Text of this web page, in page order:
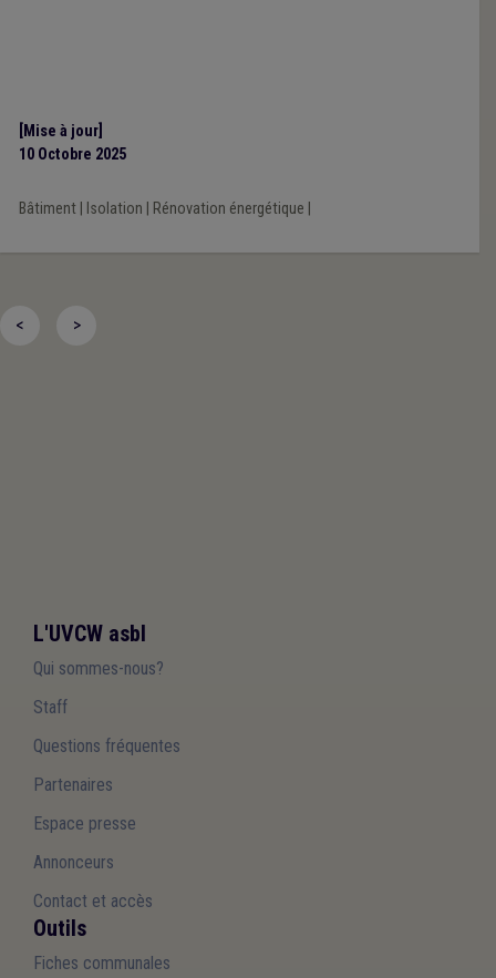
[Mise à jour]
10 Octobre 2025
Bâtiment| Isolation Rénovation énergétique
< >
L'UVCW asbl
Qui sommes-nous?
Staff
Questions fréquentes
Partenaires
Espace presse
Annonceurs
Contact et accès
Outils
Fiches communales